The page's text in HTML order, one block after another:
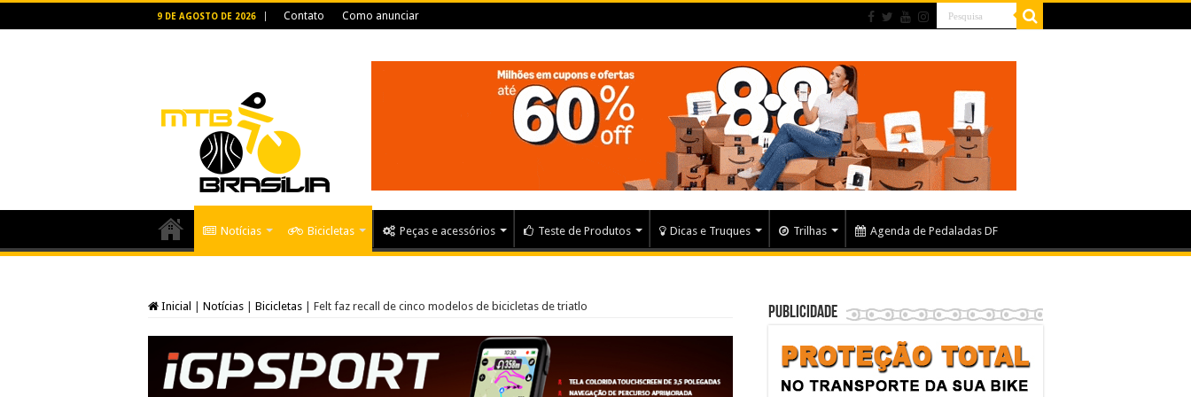
9 DE AGOSTO DE 2026 Contato Como anunciar
Notícias Bicicletas Peças e acessórios Teste de Produtos Dicas e Truques Trilhas Agenda de Pedaladas DF
Inicial Notícias Bicicletas Felt faz recall de cinco modelos de bicicletas de triatlo Publicidade